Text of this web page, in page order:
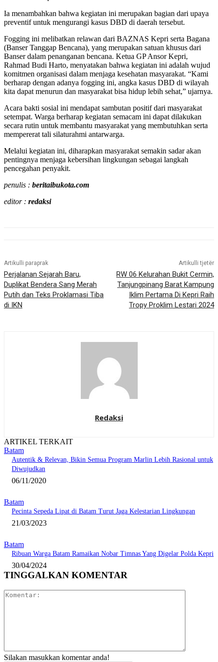
Ia menambahkan bahwa kegiatan ini merupakan bagian dari upaya
preventif untuk mengurangi kasus DBD di daerah tersebut.
Fogging ini melibatkan relawan dari BAZNAS Kepri serta Bagana
(Banser Tanggap Bencana), yang merupakan satuan khusus dari
Banser dalam penanganan bencana. Ketua GP Ansor Kepri,
Rahmad Budi Harto, menyatakan bahwa kegiatan ini adalah wujud
komitmen organisasi dalam menjaga kesehatan masyarakat. “Kami
berharap dengan adanya fogging ini, angka kasus DBD di wilayah
kita dapat menurun dan masyarakat bisa hidup lebih sehat,” ujarnya.
Acara bakti sosial ini mendapat sambutan positif dari masyarakat
setempat. Warga berharap kegiatan semacam ini dapat dilakukan
secara rutin untuk membantu masyarakat yang membutuhkan serta
mempererat tali silaturahmi antarwarga.
Melalui kegiatan ini, diharapkan masyarakat semakin sadar akan
pentingnya menjaga kebersihan lingkungan sebagai langkah
pencegahan penyakit.
penulis : beritaibukota.com
editor : redaksi
Artikulli paraprak
Perjalanan Sejarah Baru,
Duplikat Bendera Sang Merah
Putih dan Teks Proklamasi Tiba
di IKN
Artikulli tjetër
RW 06 Kelurahan Bukit Cermin,
Tanjungpinang Barat Kampung
Iklim Pertama Di Kepri Raih
Tropy Proklim Lestari 2024
Redaksi
ARTIKEL TERKAIT
Batam
Autentik & Relevan, Bikin Semua Program Marlin Lebih Rasional untuk
Diwujudkan
06/11/2020
Batam
Pecinta Sepeda Lipat di Batam Turut Jaga Kelestarian Lingkungan
21/03/2023
Batam
Ribuan Warga Batam Ramaikan Nobar Timnas Yang Digelar Polda Kepri
30/04/2024
TINGGALKAN KOMENTAR
Silakan masukkan komentar anda!